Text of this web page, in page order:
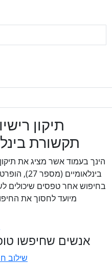
תקשורת
בחיפוש אחר טפסים שיכולים
מיועד לחסוך את
אנשים שחיפשו
שילוב